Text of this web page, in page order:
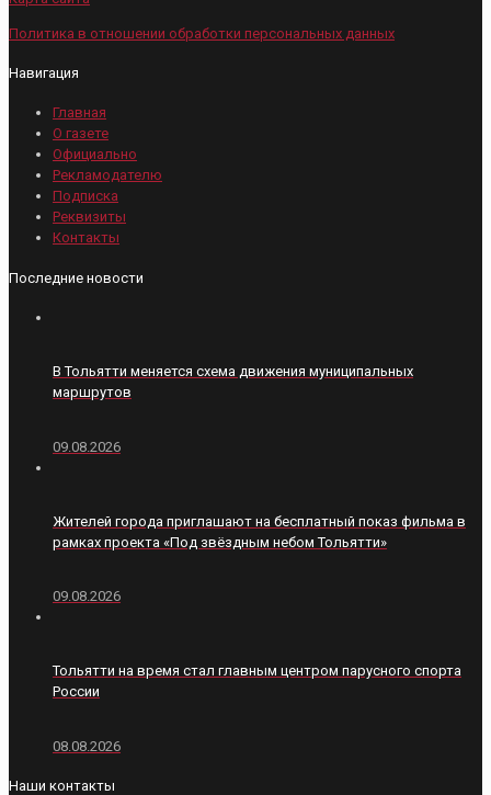
Политика в отношении обработки персональных данных
Навигация
Главная
О газете
Официально
Рекламодателю
Подписка
Реквизиты
Контакты
Последние новости
В Тольятти меняется схема движения муниципальных
маршрутов
09.08.2026
Жителей города приглашают на бесплатный показ фильма в
рамках проекта «Под звёздным небом Тольятти»
09.08.2026
Тольятти на время стал главным центром парусного спорта
России
08.08.2026
Наши контакты